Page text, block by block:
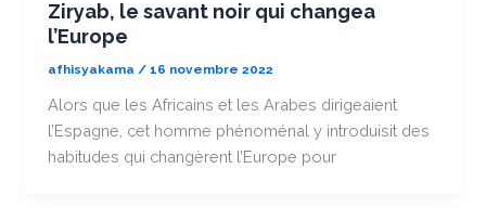
Ziryab, le savant noir qui changea
l’Europe
afhisyakama/16 novembre 2022
Alors que les Africains et les Arabes dirigeaient
l’Espagne, cet homme phénoménal y introduisit des
habitudes qui changèrent l’Europe pour